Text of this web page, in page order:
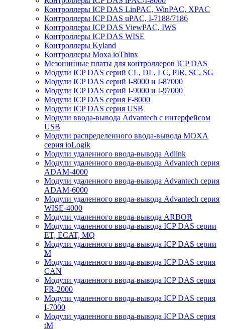
Контроллеры ICP DAS LinPAC, WinPAC, XPAC
Контроллеры ICP DAS uPAC, I-7188/7186
Контроллеры ICP DAS ViewPAC, IWS
Контроллеры ICP DAS WISE
Контроллеры Kyland
Контроллеры Moxa ioThinx
Мезонинные платы для контроллеров ICP DAS
Модули ICP DAS серий CL, DL, LC, PIR, SC, SG
Модули ICP DAS серий I-8000 и I-87000
Модули ICP DAS серий I-9000 и I-97000
Модули ICP DAS серия F-8000
Модули ICP DAS серия USB
Модули ввода-вывода Advantech с интерфейсом
USB
Модули распределенного ввода-вывода MOXA
серия ioLogik
Модули удаленного ввода-вывода Adlink
Модули удаленного ввода-вывода Advantech серия
ADAM-4000
Модули удаленного ввода-вывода Advantech серия
ADAM-6000
Модули удаленного ввода-вывода Advantech серия
WISE-4000
Модули удаленного ввода-вывода ARBOR
Модули удаленного ввода-вывода ICP DAS серии
ET, ECAT, MQ
Модули удаленного ввода-вывода ICP DAS серии
M
Модули удаленного ввода-вывода ICP DAS серия
CAN
Модули удаленного ввода-вывода ICP DAS серия
FR-2000
Модули удаленного ввода-вывода ICP DAS серия
I-7000
Модули удаленного ввода-вывода ICP DAS серия
tM